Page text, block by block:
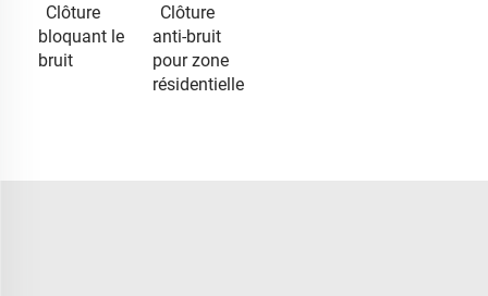
Clôture
bloquant le
bruit
Clôture
anti-bruit
pour zone
résidentielle